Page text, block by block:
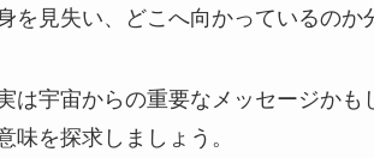
を見失い、どこへ向かっているのか
は宇宙からの重要なメッセージか
味を探求しましょう。